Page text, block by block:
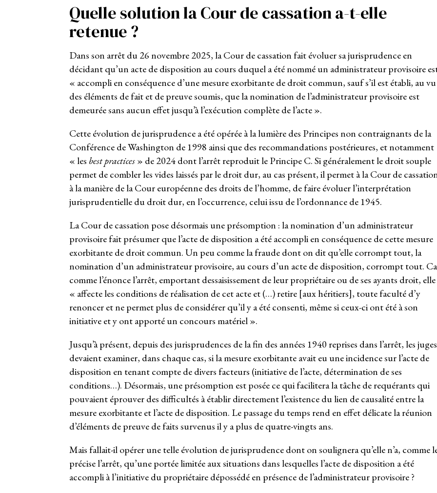
Quelle solution la Cour de cassation a-t-elle
retenue ?
Dans son arrêt du 26 novembre 2025, la Cour de cassation fait évoluer sa jurisprudence en
décidant qu’un acte de disposition au cours duquel a été nommé un administrateur provisoire
« accompli en conséquence d’une mesure exorbitante de droit commun, sauf s’il est établi, au vu
des éléments de fait et de preuve soumis, que la nomination de l’administrateur provisoire est
demeurée sans aucun effet jusqu’à l’exécution complète de l’acte ».
Cette évolution de jurisprudence a été opérée à la lumière des Principes non contraignants de la
Conférence de Washington de 1998 ainsi que des recommandations postérieures, et notamment
« les best practices» de 2024 dont l’arrêt reproduit le Principe C. Si généralement le droit souple
permet de combler les vides laissés par le droit dur, au cas présent, il permet à la Cour de
à la manière de la Cour européenne des droits de l’homme, de faire évoluer l’interprétation
jurisprudentielle du droit dur, en l’occurrence, celui issu de l’ordonnance de 1945.
La Cour de cassation pose désormais une présomption : la nomination d’un administrateur
provisoire fait présumer que l’acte de disposition a été accompli en conséquence de cette mesure
exorbitante de droit commun. Un peu comme la fraude dont on dit qu’elle corrompt tout, la
nomination d’un administrateur provisoire, au cours d’un acte de disposition, corrompt tout.
comme l’énonce l’arrêt, emportant dessaisissement de leur propriétaire ou de ses ayants droit, elle
« affecte les conditions de réalisation de cet acte et (…) retire [aux héritiers], toute faculté d’y
renoncer et ne permet plus de considérer qu’il y a été consenti, même si ceux-ci ont été à son
initiative et y ont apporté un concours matériel ».
Jusqu’à présent, depuis des jurisprudences de la fin des années 1940 reprises dans l’arrêt, les juges
devaient examiner, dans chaque cas, si la mesure exorbitante avait eu une incidence sur l’acte de
disposition en tenant compte de divers facteurs (initiative de l’acte, détermination de ses
conditions…). Désormais, une présomption est posée ce qui facilitera la tâche de requérants qui
pouvaient éprouver des difficultés à établir directement l’existence du lien de causalité entre la
mesure exorbitante et l’acte de disposition. Le passage du temps rend en effet délicate la réunion
d’éléments de preuve de faits survenus il y a plus de quatre-vingts ans.
Mais fallait-il opérer une telle évolution de jurisprudence dont on soulignera qu’elle n’a, comme
précise l’arrêt, qu’une portée limitée aux situations dans lesquelles l’acte de disposition a été
accompli à l’initiative du propriétaire dépossédé en présence de l’administrateur provisoire ?